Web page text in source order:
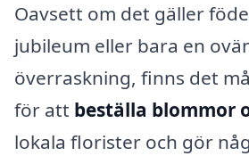
Oavsett om det gäller
jubileum eller bara en
överraskning, finns det
för att beställa blommor
lokala florister och gör